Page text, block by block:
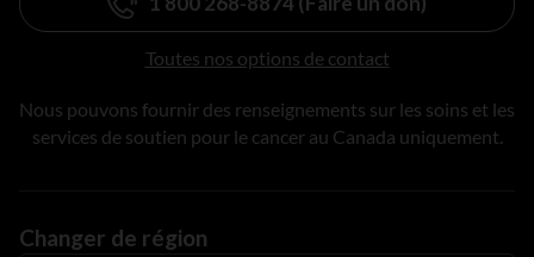
Toutes nos options de contact
Nous pouvons fournir des renseignements sur les soins et les
services de soutien pour le cancer au Canada uniquement.
Changer de région